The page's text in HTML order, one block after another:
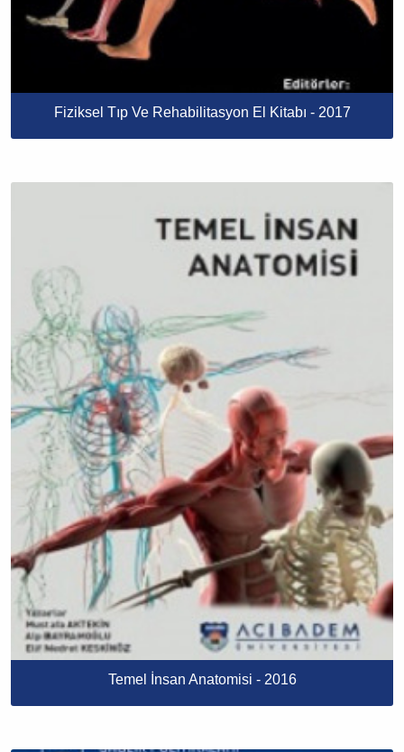
Fiziksel Tıp Ve Rehabilitasyon El Kitabı - 2017
​Temel İnsan Anatomisi - 2016